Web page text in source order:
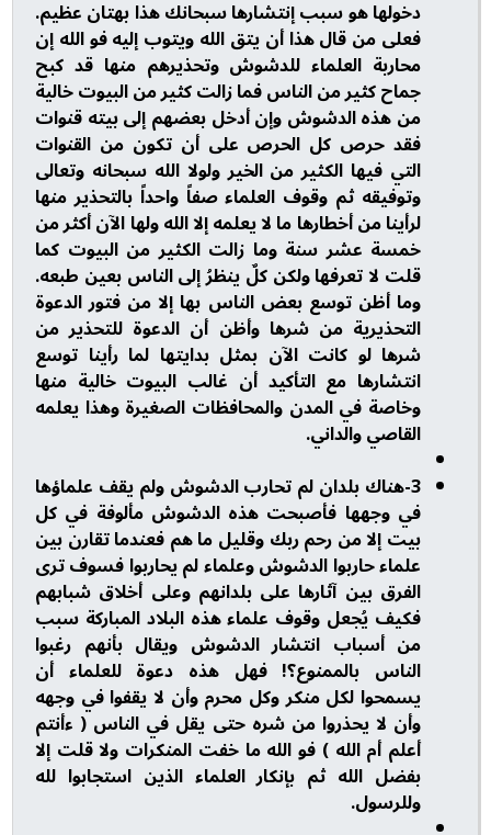
دخولها هو سبب إنتشارها سبحانك هذا بهتان عظيم.
فعلى من قال هذا أن يتق الله ويتوب إليه فو الله إن
محاربة العلماء للدشوش وتحذيرهم منها قد كبح
جماح كثير من الناس فما زالت كثير من البيوت خالية
من هذه الدشوش وإن أدخل بعضهم إلى بيته قنوات
فقد حرص كل الحرص على أن تكون من القنوات
التي فيها الكثير من الخير ولولا الله سبحانه وتعالى
وتوفيقه ثم وقوف العلماء صفاً واحداً بالتحذير منها
لرأينا من أخطارها ما لا يعلمه إلا الله ولها الآن أكثر من
خمسة عشر سنة وما زالت الكثير من البيوت كما
قلت لا تعرفها ولكن كلٌ ينظرُ إلى الناس بعين طبعه.
وما أظن توسع بعض الناس بها إلا من فتور الدعوة
التحذيرية من شرها وأظن أن الدعوة للتحذير من
شرها لو كانت الآن بمثل بدايتها لما رأينا توسع
انتشارها مع التأكيد أن غالب البيوت خالية منها
وخاصة في المدن والمحافظات الصغيرة وهذا يعلمه
القاصي والداني.
3-هناك بلدان لم تحارب الدشوش ولم يقف علماؤها
في وجهها فأصبحت هذه الدشوش مألوفة في كل
بيت إلا من رحم ربك وقليل ما هم فعندما تقارن بين
علماء حاربوا الدشوش وعلماء لم يحاربوا فسوف ترى
الفرق بين آثارها على بلدانهم وعلى أخلاق شبابهم
فكيف يُجعل وقوف علماء هذه البلاد المباركة سبب
من أسباب انتشار الدشوش ويقال بأنهم رغبوا
الناس بالممنوع؟! فهل هذه دعوة للعلماء أن
يسمحوا لكل منكر وكل محرم وأن لا يقفوا في وجهه
وأن لا يحذروا من شره حتى يقل في الناس ( ءأنتم
أعلم أم الله ) فو الله ما خفت المنكرات ولا قلت إلا
بفضل الله ثم بإنكار العلماء الذين استجابوا لله
وللرسول.